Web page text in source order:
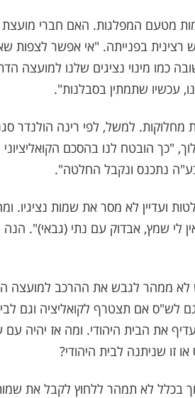
מטעם המפלגות. האם חברי
כמו מינוי נציגים שלנו
עכשיו שתמתין בסבלנות".
מחלוקות. למשל, לפי רינה הולנדר
"כך הובטח לנו בהסכם
נתכנס ונקבל החלטה".
ועדיין לא מסר את שמות
אין לי שמץ, אבדוק עם נתי (גבאי)".
לא ממהר לגבש את ההרכב למועצה
גם לש"ס אם תצטרף לקואליציה וגם
את הבית היהודי. ומה אז יהיה
זו שניתנה לבית היהודי?
בכלל לא תמהר ללחוץ לקבל את